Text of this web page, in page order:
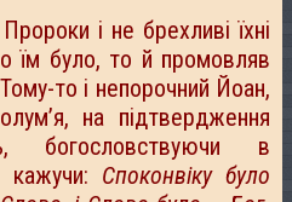
і не брехливі їхні
їм було, то й промовляв
то і непорочний Йоан,
на підтвердження
богословствуючи в
кажучи: Споконвіку було